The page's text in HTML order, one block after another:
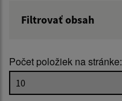
Filtrovať obsah
Popis:
Počet položiek na stránke: